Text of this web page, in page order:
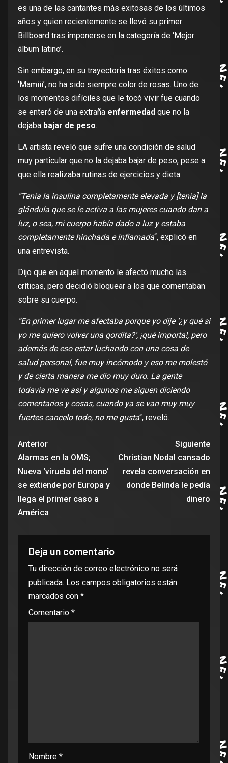
es una de las cantantes más exitosas de los últimos
años y quien recientemente se llevó su primer
Billboard tras imponerse en la categoría de ‘Mejor
álbum latino’.
Sin embargo, en su trayectoria tras éxitos como
‘Mamiii’, no ha sido siempre color de rosas. Uno de
los momentos difíciles que le tocó vivir fue cuando
se enteró de una extraña enfermedad que no la
dejaba bajar de peso.
LA artista reveló que sufre una condición de salud
muy particular que no la dejaba bajar de peso, pese a
que ella realizaba rutinas de ejercicios y dieta.
“Tenía la insulina completamente elevada y [tenía] la
glándula que se le activa a las mujeres cuando dan a
luz, o sea, mi cuerpo había dado a luz y estaba
completamente hinchada e inflamada“, explicó en
una entrevista.
Dijo que en aquel momento le afectó mucho las
críticas, pero decidió bloquear a los que comentaban
sobre su cuerpo.
“En primer lugar me afectaba porque yo dije ‘¿y qué si
yo me quiero volver una gordita?’, ¡qué importa!, pero
además de eso estar luchando con una cosa de
salud personal, fue muy incómodo y eso me molestó
y de cierta manera me dio muy duro. La gente
todavía me ve así y algunos me siguen diciendo
comentarios y cosas, cuando ya se van muy muy
fuertes cancelo todo, no me gusta“, reveló.
Anterior
Alarmas en la OMS;
Nueva ‘viruela del mono’
se extiende por Europa y
llega el primer caso a
América
Siguiente
Christian Nodal cansado
revela conversación en
donde Belinda le pedía
dinero
Deja un comentario
Tu dirección de correo electrónico no será
publicada. Los campos obligatorios están
marcados con *
Comentario *
Nombre *